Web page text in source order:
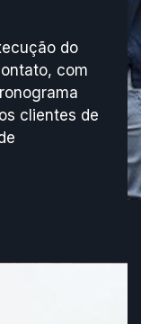
do
com
clientes de